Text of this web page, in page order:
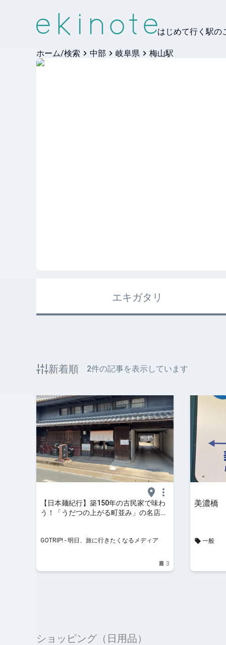
はじめて行く駅の
ホーム/検索 中部 岐阜県 梅山駅
エキガタリ
新着順 2件の記事を表示しています
【日本麺紀行】築150年の古民家で味わ
う！「うだつの上がる町並み」の名店で
GOTRIP!
GOTRIP! - 明日、旅に行きたくなるメディア
3
美濃橋
一般
ショッピング（日用品）